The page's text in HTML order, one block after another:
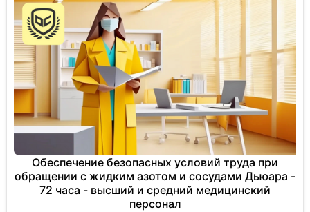
Обеспечение безопасных условий труда при
обращении с жидким азотом и сосудами Дьюара -
72 часа - высший и средний медицинский
персонал